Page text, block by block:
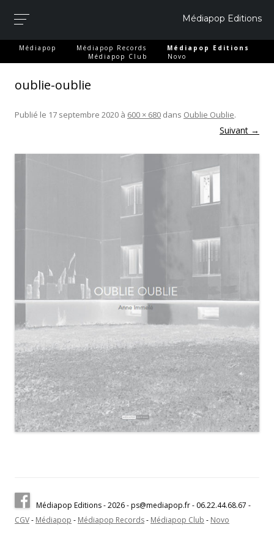
Médiapop Médiapop Records Médiapop Editions
Médiapop Club Novo
oublie-oublie
Publié le 17 septembre 2020 à 600 × 680 dans Oublie Oublie.
Suivant →
Médiapop Editions - 2026 - ps@mediapop.fr - 06.22.44.68.67 -
CGV- Médiapop - Médiapop Records- Médiapop Club - Novo
Médiapop Editions